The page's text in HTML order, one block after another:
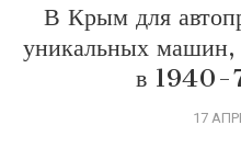
В Крым для
уникальных
в 1940-
17